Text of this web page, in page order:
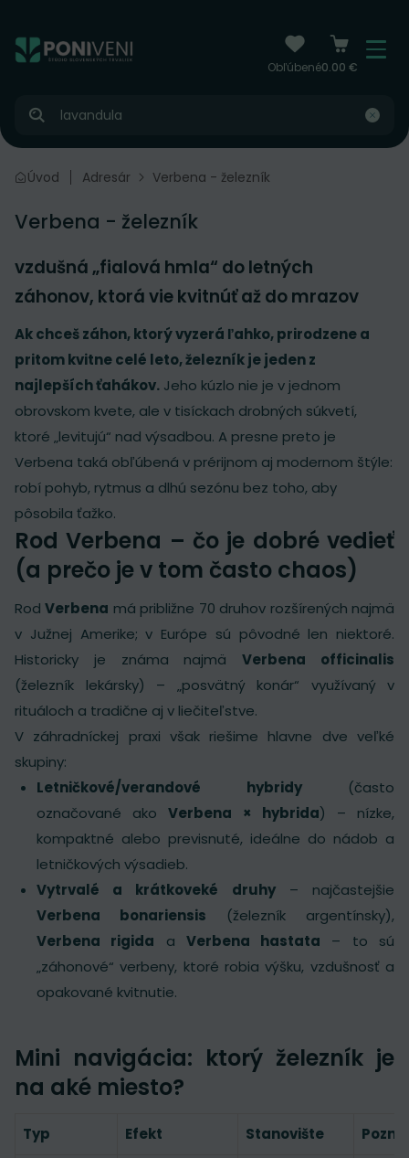
Obľúbené0.00 €
Menu
Hľadať
Úvod Adresár Verbena - železník
Verbena - železník
vzdušná „fialová hmla“ do letných
záhonov, ktorá vie kvitnúť až do mrazov
Ak chceš záhon, ktorý vyzerá ľahko, prirodzene a
pritom kvitne celé leto, železník je jeden z
najlepších ťahákov. Jeho kúzlo nie je v jednom
obrovskom kvete, ale v tisíckach drobných súkvetí,
ktoré „levitujú“ nad výsadbou. A presne preto je
Verbena taká obľúbená v prérijnom aj modernom štýle:
robí pohyb, rytmus a dlhú sezónu bez toho, aby
pôsobila ťažko.
Rod Verbena – čo je dobré vedieť
(a prečo je v tom často chaos)
RodVerbena má približne 70 druhov rozšírených najmä
v Južnej Amerike; v Európe sú pôvodné len niektoré.
Historicky je známa najmäVerbena officinalis
(železník lekársky) – „posvätný konár“ využívaný v
rituáloch a tradične aj v liečiteľstve.
V záhradníckej praxi však riešime hlavne dve veľké
skupiny:
Letničkové/verandové hybridy(často
označované akoVerbena × hybrida) – nízke,
kompaktné alebo previsnuté, ideálne do nádob a
letničkových výsadieb.
Vytrvalé a krátkoveké druhy– najčastejšie
Verbena bonariensis (železník argentínsky),
Verbena rigida a Verbena hastata – to sú
„záhonové“ verbeny, ktoré robia výšku, vzdušnosť a
opakované kvitnutie.
Mini navigácia: ktorý železník je
na aké miesto?
Typ Efekt Stanovište